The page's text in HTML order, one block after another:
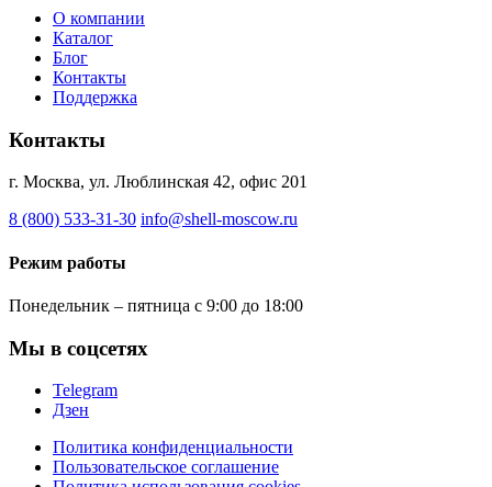
О компании
Каталог
Блог
Контакты
Поддержка
Контакты
г. Москва, ул. Люблинская 42, офис 201
8 (800) 533-31-30 info@shell-moscow.ru
Режим работы
Понедельник – пятница с 9:00 до 18:00
Мы в соцсетях
Telegram
Дзен
Политика конфиденциальности
Пользовательское соглашение